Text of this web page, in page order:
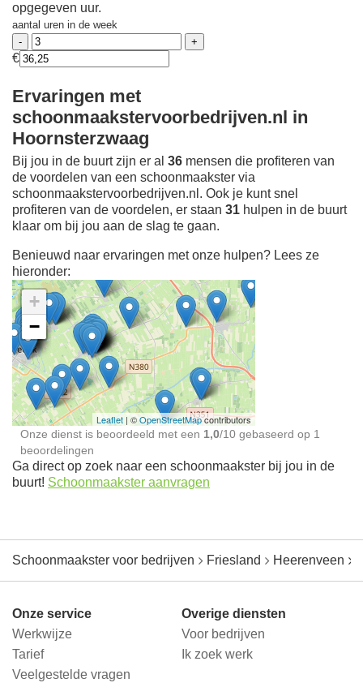
opgegeven uur.
aantal uren in de week
€
Ervaringen met
schoonmaakstervoorbedrijven.nl in
Hoornsterzwaag
Bij jou in de buurt zijn er al 36 mensen die profiteren van
de voordelen van een schoonmaakster via
schoonmaakstervoorbedrijven.nl. Ook je kunt snel
profiteren van de voordelen, er staan 31 hulpen in de buurt
klaar om bij jou aan de slag te gaan.
Benieuwd naar ervaringen met onze hulpen? Lees ze
hieronder:
Ontdek meer ervaringen
Schoonmaakster bij
jou in de buurt
+
−
Leaflet | ©OpenStreetMapcontributors
Onze dienst is beoordeeld met een 1,0/10 gebaseerd op 1
beoordelingen
Ga direct op zoek naar een schoonmaakster bij jou in de
buurt! Schoonmaakster aanvragen
Schoonmaakster voor bedrijven Friesland Heerenveen
Onze service
Werkwijze
Tarief
Veelgestelde vragen
Overige diensten
Voor bedrijven
Ik zoek werk